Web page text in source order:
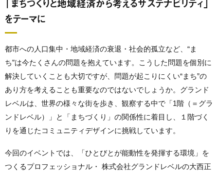
「まちづくりと地域経済から考えるサステナビリティ」
をテーマに
都市への人口集中・地域経済の衰退・社会的孤立など、“ま
ち”は今たくさんの問題を抱えています。こうした問題を個別に
解決していくことも大切ですが、問題が起こりにくい“まち”の
あり方を考えることも重要なのではないでしょうか。グランド
レベルは、世界の様々な街を歩き、観察する中で「1階（＝グラ
ンドレベル）」と「まちづくり」の関係性に着目し、１階づく
りを通じたコミュニティデザインに挑戦しています。
今回のイベントでは、「ひとびとが能動性を発揮する環境」を
つくるプロフェッショナル・ 株式会社グランドレベルの大西正